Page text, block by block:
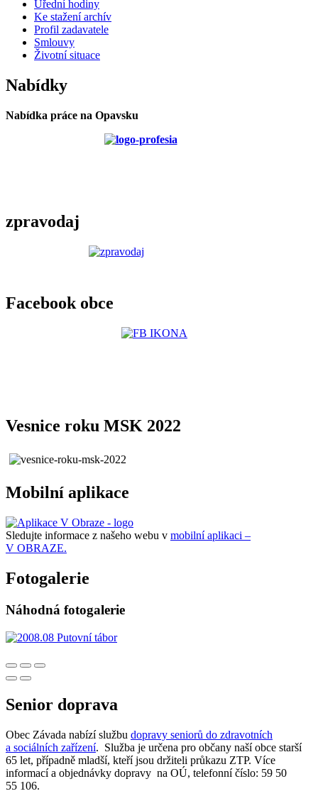
Úřední hodiny
Ke stažení archív
Profil zadavatele
Smlouvy
Životní situace
Nabídky
Nabídka práce na Opavsku
zpravodaj
Facebook obce
Vesnice roku MSK 2022
Mobilní aplikace
Sledujte informace z našeho webu v mobilní aplikaci –
V OBRAZE.
Fotogalerie
Náhodná fotogalerie
Senior doprava
Obec Závada nabízí službu dopravy seniorů do zdravotních
a sociálních zařízení. Služba je určena pro občany naší obce starší
65 let, případně mladší, kteří jsou držiteli průkazu ZTP. Více
informací a objednávky dopravy na OÚ, telefonní číslo: 59 50
55 106.